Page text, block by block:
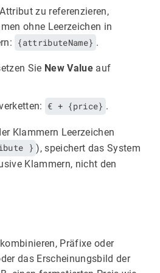
zu referenzieren,
ohne Leerzeichen in
{attributeName} .
Sie New Valueauf
€ + {price} .
Klammern Leerzeichen
} ), speichert das System
Klammern, nicht den
Präfixe oder
das Erscheinungsbild der